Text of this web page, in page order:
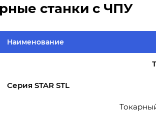
станки с ЧПУ
Наименование
Серия STAR STL